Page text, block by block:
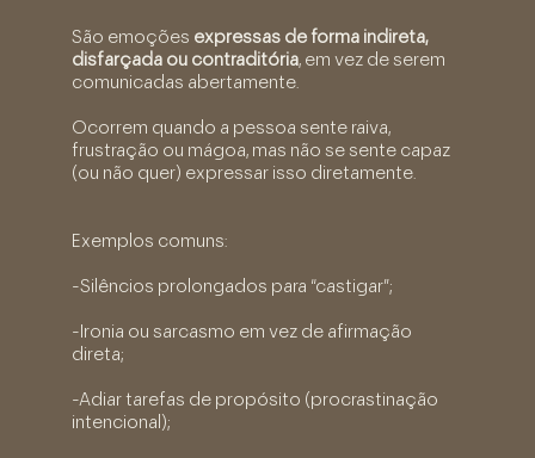
São emoções expressas de forma indireta,
disfarçada ou contraditória, em vez de serem
comunicadas abertamente.
Ocorrem quando a pessoa sente raiva,
frustração ou mágoa, mas não se sente capaz
(ou não quer) expressar isso diretamente.
Exemplos comuns:
-Silêncios prolongados para “castigar”;
-Ironia ou sarcasmo em vez de afirmação
direta;
-Adiar tarefas de propósito (procrastinação
intencional);